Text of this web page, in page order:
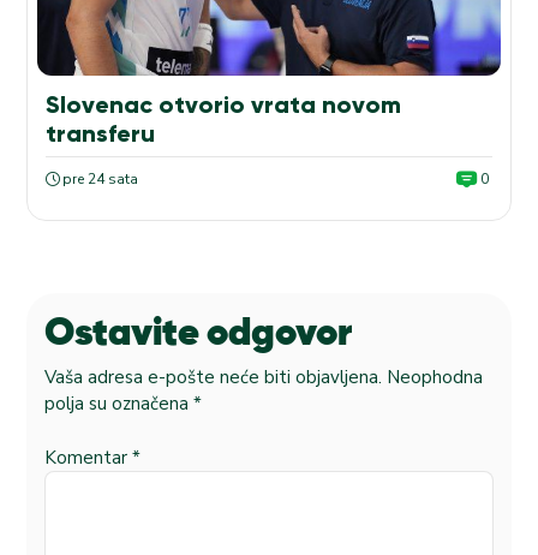
Slovenac otvorio vrata novom
transferu
pre 24 sata 0
Ostavite odgovor
Vaša adresa e-pošte neće biti objavljena. Neophodna
polja su označena *
Komentar *